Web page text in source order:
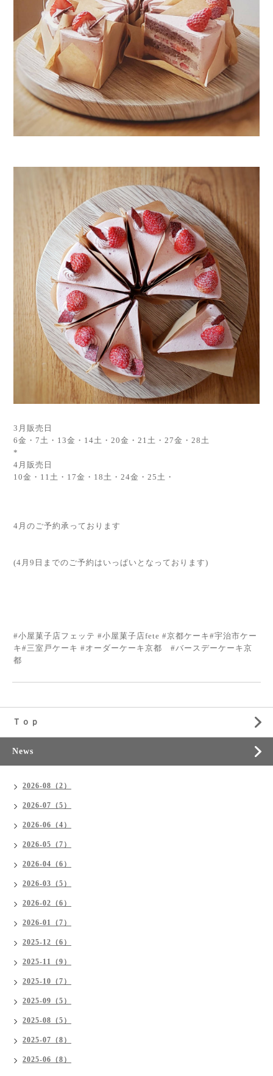
3月販売日
6金・7土・13金・14土・20金・21土・27金・28土
*
4月販売日
10金・11土・17金・18土・24金・25土・
4月のご予約承っております
(4月9日までのご予約はいっぱいとなっております)
#小屋菓子店フェッテ #小屋菓子店fete #京都ケーキ#宇治市ケー
キ#三室戸ケーキ #オーダーケーキ京都 #バースデーケーキ京
都
Ｔｏｐ
News
2026-08（2）
2026-07（5）
2026-06（4）
2026-05（7）
2026-04（6）
2026-03（5）
2026-02（6）
2026-01（7）
2025-12（6）
2025-11（9）
2025-10（7）
2025-09（5）
2025-08（5）
2025-07（8）
2025-06（8）